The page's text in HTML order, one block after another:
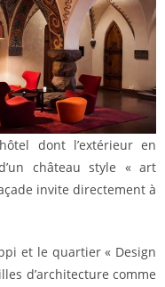
dont l’extérieur en
château style « art
invite directement à
et le quartier « Design
d’architecture comme